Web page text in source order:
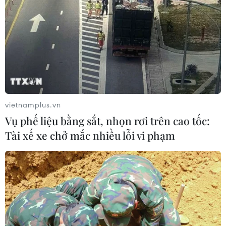
dội, Áo dài - Hanbok 'khoe sắc' bên
sông Hàn
07/08/2026 04:39
Để di sản ướp trà sen Quảng An luôn
song hành cùng nhịp sống đương
07/08/2026 03:40
thổi sức sống mới cho nghệ thuật tò
he truyền thống
07/08/2026 03:19
Nghị quyết số 80-NQ/TW: Hải Phòng
vietnamplus.vn
Vụ phế liệu bằng sắt, nhọn rơi trên cao tốc:
Tài xế xe chở mắc nhiều lỗi vi phạm